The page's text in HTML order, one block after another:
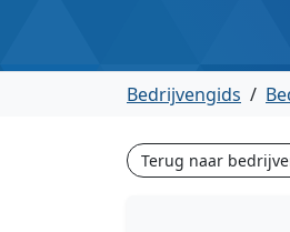
Bedrijvengids /
Terug naar